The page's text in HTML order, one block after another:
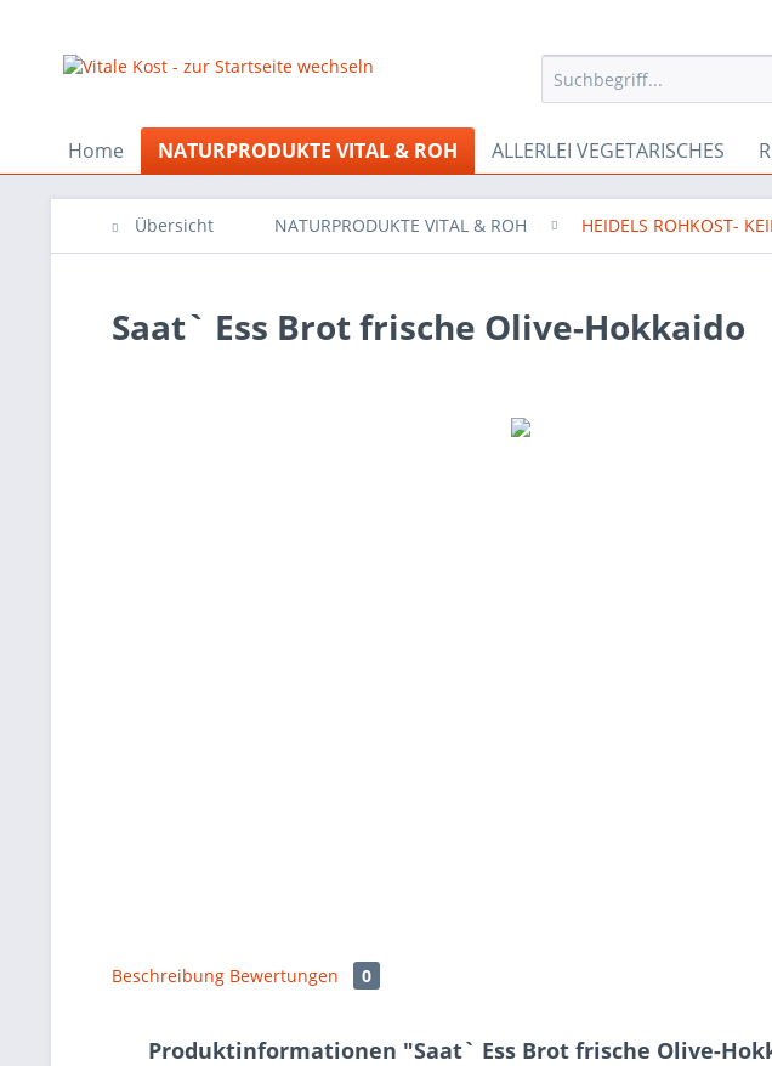
Home NATURPRODUKTE VITAL & ROH ALLERLEI VEGETARISCHES
Übersicht NATURPRODUKTE VITAL & ROH HEIDELS ROHKOST-
Saat` Ess Brot frische Olive-Hokkaido
Beschreibung Bewertungen 0
Produktinformationen "Saat` Ess Brot frische Olive-